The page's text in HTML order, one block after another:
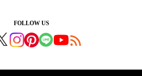
FOLLOW US